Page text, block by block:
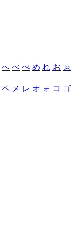
へ べ ぺ め れ お ぉ
ペ メ レ オ ォ コ ゴ